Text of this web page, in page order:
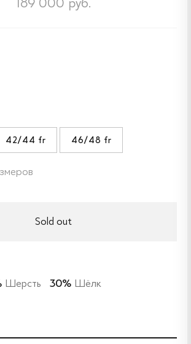
42/44 fr 46/48 fr
Sold out
Шерсть 30% Шёлк